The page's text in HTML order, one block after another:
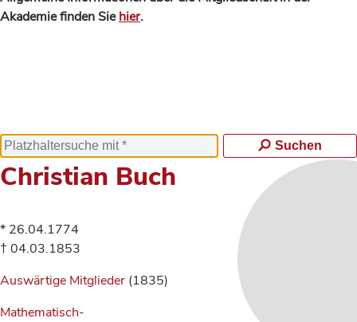
Akademie finden Siehier.
Suchen
Christian Buch
* 26.04.1774
† 04.03.1853
Auswärtige Mitglieder (1835)
Mathematisch-